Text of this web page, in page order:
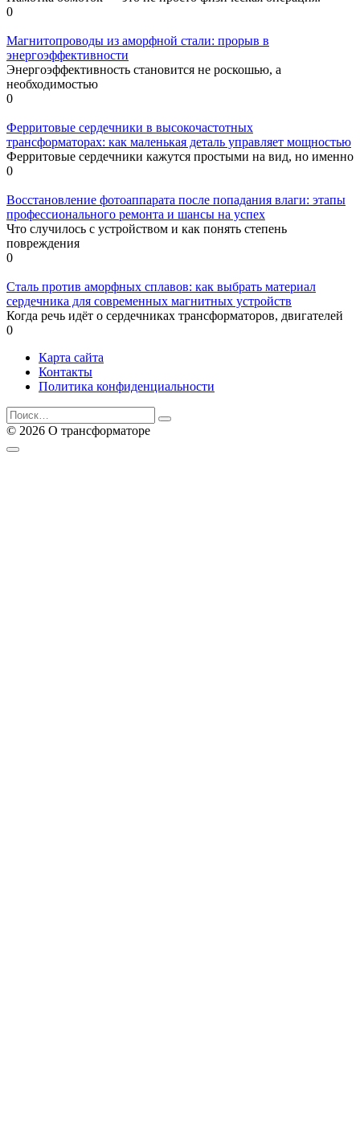
0
Магнитопроводы из аморфной стали: прорыв в
энергоэффективности
Энергоэффективность становится не роскошью, а
необходимостью
0
Ферритовые сердечники в высокочастотных
трансформаторах: как маленькая деталь управляет мощностью
Ферритовые сердечники кажутся простыми на вид, но именно
0
Восстановление фотоаппарата после попадания влаги: этапы
профессионального ремонта и шансы на успех
Что случилось с устройством и как понять степень
повреждения
0
Сталь против аморфных сплавов: как выбрать материал
сердечника для современных магнитных устройств
Когда речь идёт о сердечниках трансформаторов, двигателей
0
Карта сайта
Контакты
Политика конфиденциальности
Search
for:
© 2026 О трансформаторе